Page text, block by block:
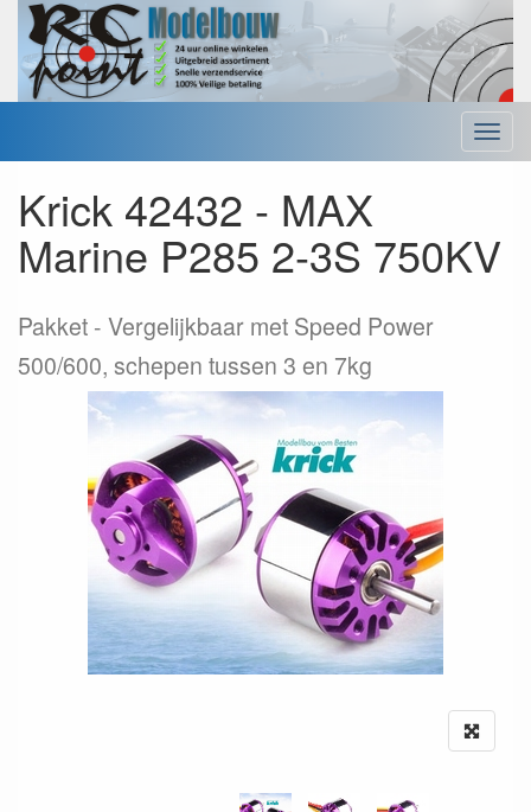
Menu
Krick 42432 - MAX
Marine P285 2-3S 750KV
Pakket
Vergelijkbaar met Speed Power
500/600, schepen tussen 3 en 7kg